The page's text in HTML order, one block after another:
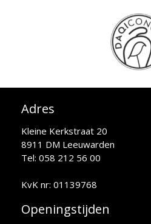
Adres
Kleine Kerkstraat 20
8911 DM Leeuwarden
Tel: 058 212 56 00
KvK nr: 01139768
Openingstijden